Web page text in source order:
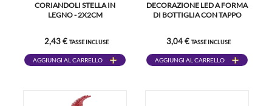
CORIANDOLI STELLA IN
LEGNO - 2X2CM
2,43 € TASSE INCLUSE
AGGIUNGI AL CARRELLO
DECORAZIONE LED A FORMA
DI BOTTIGLIA CON TAPPO
3,04 € TASSE INCLUSE
AGGIUNGI AL CARRELLO